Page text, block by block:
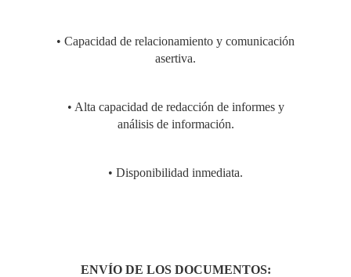
RURALES, CON
ENFOQUE DE
GÉNERO Y
CIRCULAR EN LA
• Capacidad de relacionamiento y comunicación
asertiva.
• Alta capacidad de redacción de informes y
análisis de información.
• Disponibilidad inmediata.
ENVÍO DE LOS DOCUMENTOS: